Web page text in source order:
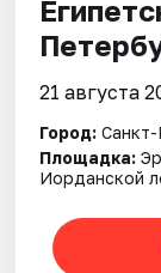
Площадки
Артисты
Рейтинги
21 августа
Город:
Площадка:
Иорданской